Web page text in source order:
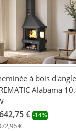
à bois
Alabama
€ -14%
€